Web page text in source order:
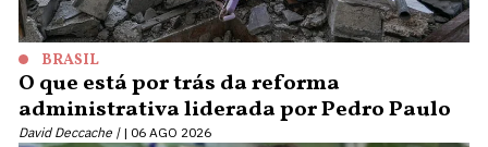
BRASIL
O que está por trás da reforma
administrativa liderada por Pedro Paulo
David Deccache | 06 AGO 2026